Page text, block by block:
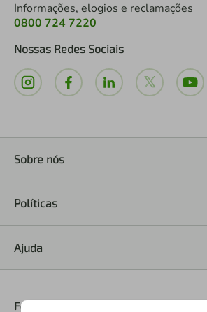
Informações, elogios e reclamações
0800 724 7220
Nossas Redes Sociais
Sobre nós
Políticas
Ajuda
Formas de Pagamento